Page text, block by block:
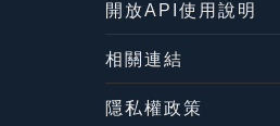
開放API使用說明
相關連結
隱私權政策